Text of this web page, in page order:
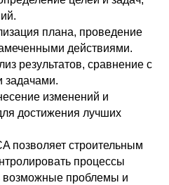
плана, проведение
действиями.
результатов, сравнение с
задачами.
изменений и
достижения лучших
позволяет строительным
процессы
возможные проблемы и